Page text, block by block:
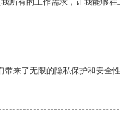
所有的工作需求，让我能够在
来了无限的隐私保护和安全性